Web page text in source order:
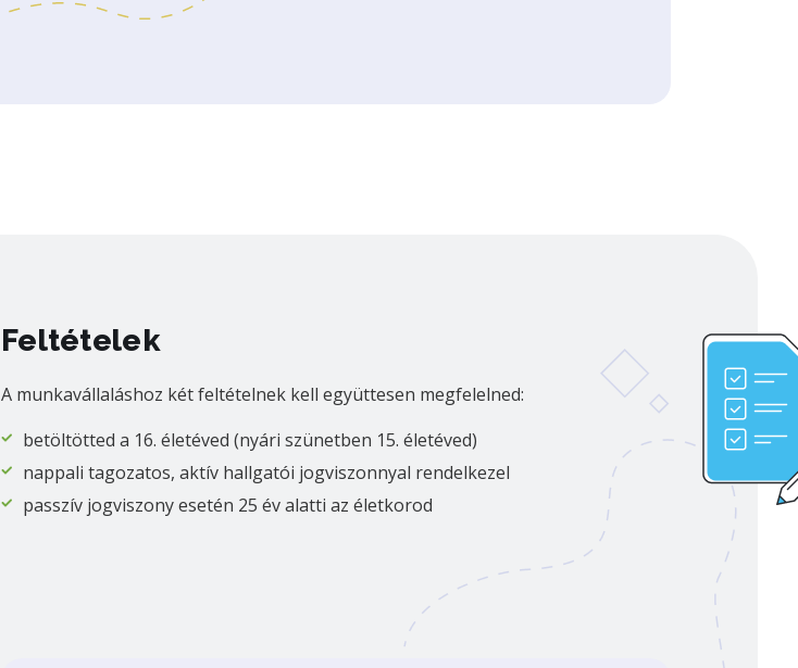
Feltételek
A munkavállaláshoz két feltételnek kell együttesen megfelelned:
betöltötted a 16. életéved (nyári szünetben 15. életéved)
nappali tagozatos, aktív hallgatói jogviszonnyal rendelkezel
passzív jogviszony esetén 25 év alatti az életkorod